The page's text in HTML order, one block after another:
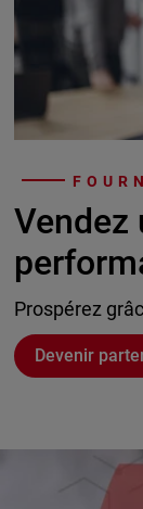
Vendez
Prospérez
Devenir